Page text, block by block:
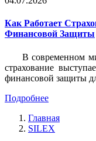
Как Работает
Финансовой Защиты
В современном
страхование
финансовой защиты
Подробнее
Главная
SILEX